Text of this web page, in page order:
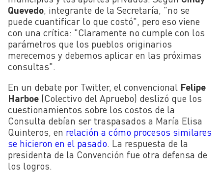
Quevedo , integrante de la Secretaría, "no se
puede cuantificar lo que costó", pero eso viene
con una crítica: "Claramente no cumple con los
parámetros que los pueblos originarios
merecemos y debemos aplicar en las próximas
consultas".
En un debate por Twitter, el convencional Felipe
Harboe (Colectivo del Apruebo) deslizó que los
cuestionamientos sobre los costos de la
Consulta debían ser traspasados a María Elisa
Quinteros, en relación a cómo procesos similares
se hicieron en el pasado. La respuesta de la
presidenta de la Convención fue otra defensa de
los logros.